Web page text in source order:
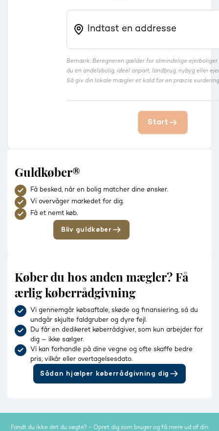
Bemærk: Beregneren gælder for almindelige ejerboliger
du en andelsbolig, ideel anpart, landbrug, nybyg eller
Så giv din lokale mægler et kald for en præcis
Start
Guldkøber®
Få besked, når en bolig matcher dine ønsker.
Vi overvåger markedet for dig.
Få et nemt køb.
Bliv guldkøber
Køber du hos anden mægler? Få
ærlig køberrådgivning
Vi gennemgår købsaftale, skøde og finansiering, så du
undgår skjulte faldgruber og dyre fejl.
Du får en dedikeret køberrådgiver, som kun arbejder for
dig – ikke sælger.
Vi kan forhandle på dine vegne og ofte skaffe bedre
pris, vilkår eller overtagelsesdato.
Sådan hjælper køberrådgivning dig
Fandt du ikke det du søgte? - Opret dig som bruger og få mere ud af din